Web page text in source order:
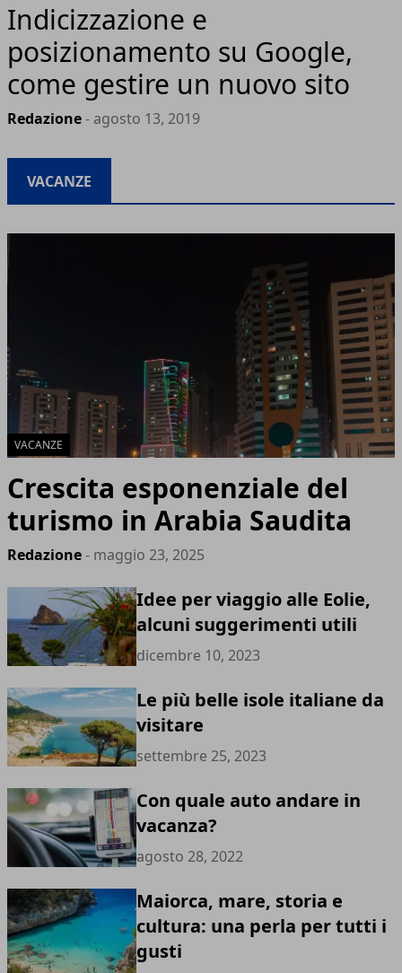
Indicizzazione e
posizionamento su Google,
come gestire un nuovo sito
Redazione- agosto 13, 2019
VACANZE
VACANZE
Crescita esponenziale del
turismo in Arabia Saudita
Redazione- maggio 23, 2025
Idee per viaggio alle Eolie,
alcuni suggerimenti utili
dicembre 10, 2023
Le più belle isole italiane da
visitare
settembre 25, 2023
Con quale auto andare in
vacanza?
agosto 28, 2022
Maiorca, mare, storia e
cultura: una perla per tutti i
gusti